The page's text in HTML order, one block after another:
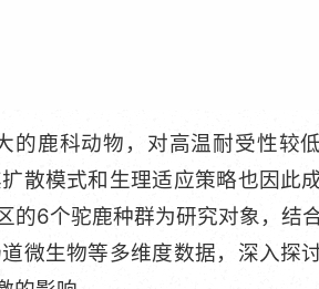
的鹿科动物，对高温耐受性较
散模式和生理适应策略也因此
的6个驼鹿种群为研究对象，结
微生物等多维度数据，深入探